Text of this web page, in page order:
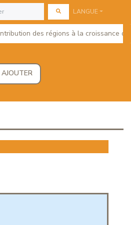
LANGUE
des régions à la croissance du
AJOUTER